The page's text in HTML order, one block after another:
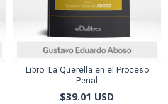
Libro: La Querella en el Proceso
Penal
$39.01 USD